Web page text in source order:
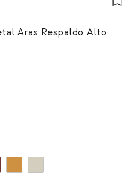
Aras Respaldo Alto